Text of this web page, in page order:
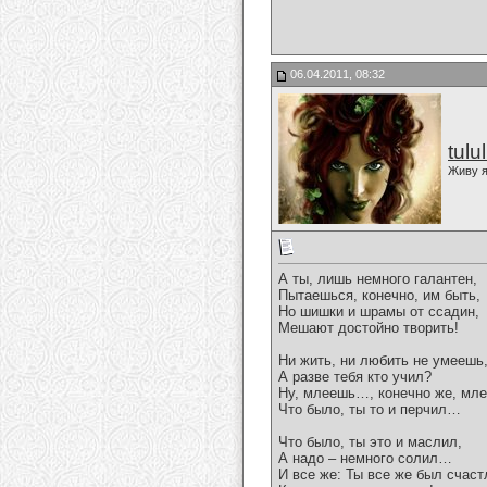
06.04.2011, 08:32
Живу
А ты, лишь немного галантен,
Пытаешься, конечно, им быть,
Но шишки и шрамы от ссадин,
Мешают достойно творить!
Ни жить, ни любить не умеешь,
А разве тебя кто учил?
Ну, млеешь…, конечно же,
Что было, ты то и перчил…
Что было, ты это и маслил,
А надо – немного солил…
И все же: Ты все же был